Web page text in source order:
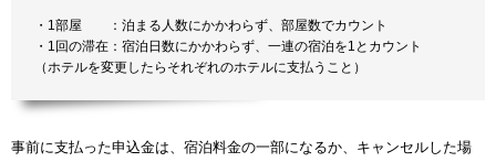
・1部屋 ：泊まる人数にかかわらず、部屋数でカウント
・1回の滞在：宿泊日数にかかわらず、一連の宿泊を1とカウント
（ホテルを変更したらそれぞれのホテルに支払うこと）
事前に支払った申込金は、宿泊料金の一部になるか、キャンセルした場